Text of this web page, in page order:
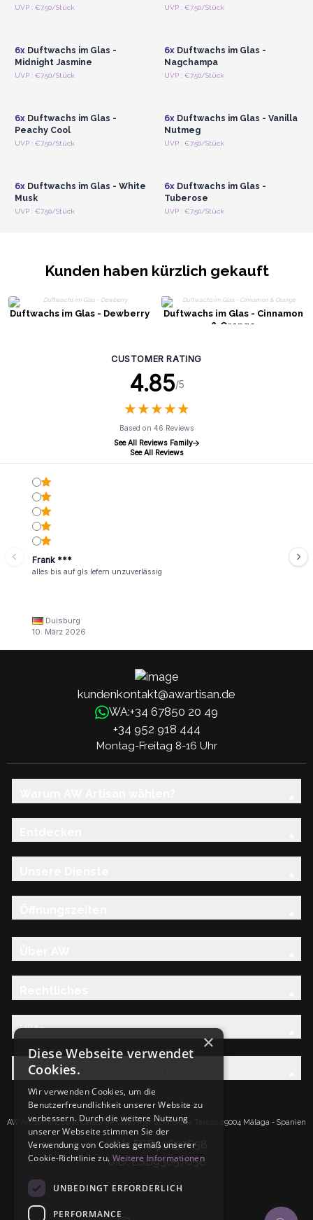
UVP : €7.50/Stück UVP : €7.50/Stück
Anmelden oder
6xDuftwachs im Glas -
Midnight Jasmine
UVP : €7.50/Stück
Anmelden oder
6xDuftwachs im Glas -
Nagchampa
UVP : €7.50/Stück
Anmelden oder
6xDuftwachs im Glas -
Peachy Cool
UVP : €7.50/Stück
Anmelden oder
6xDuftwachs im Glas - Vanilla
Nutmeg
UVP : €7.50/Stück
Anmelden oder
6xDuftwachs im Glas - White
Musk
UVP : €7.50/Stück
Anmelden oder
6xDuftwachs im Glas -
Tuberose
UVP : €7.50/Stück
Kunden haben kürzlich gekauft
Duftwachs im Glas - Dewberry
Duftwachs im Glas - Cinnamon
& Orange
CUSTOMER RATING
4.85/5
★★★★★
★★★★★
Based on 46 Reviews
See All Reviews Family
See All Reviews
Frank ***
alles bis auf gls lefern unzuverlässig
Duisburg
10. März 2026
kundenkontakt@awartisan.de
WA:+34 67850 20 49
+34 952 918 444
Montag-Freitag 8-16 Uhr
Hilfe
Entdecken Sie die AW-Familie
AW Artisan S.L.Calle Caleta de Velez n39, 41 PI Santa Tereza 29004 Málaga - Spanien
IdNr: ESB93657658
UID: ESB93657658
×
Diese Webseite verwendet
Cookies.
Wir verwenden Cookies, um die
Benutzerfreundlichkeit unserer Website zu
verbessern. Durch die weitere Nutzung
unserer Webseite stimmen Sie der
Verwendung von Cookies gemäß unserer
Cookie-Richtlinie zu. Weitere Informationen
UNBEDINGT ERFORDERLICH
PERFORMANCE